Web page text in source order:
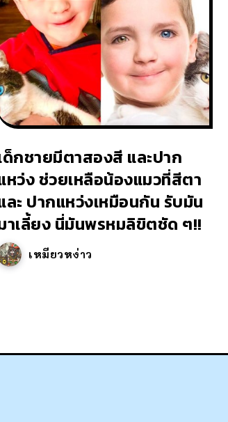
ด็กชายมีตาสองสี และปาก
หว่ง ช่วยเหลือน้องแมวที่สีตา
ละ ปากแหว่งเหมือนกัน รับมัน
าเลี้ยง นี่มันพรหมลิขิตชัด ๆ!!
เหมียวหง่าว